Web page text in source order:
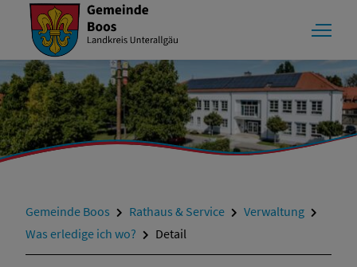
Gemeinde Boos Rathaus & Service
Verwaltung
Was erledige ich wo?
Detail